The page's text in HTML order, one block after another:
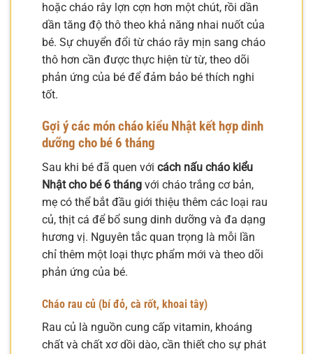
hoặc cháo rây lợn cợn hơn một chút, rồi dần
dần tăng độ thô theo khả năng nhai nuốt của
bé. Sự chuyển đổi từ cháo rây mịn sang cháo
thô hơn cần được thực hiện từ từ, theo dõi
phản ứng của bé để đảm bảo bé thích nghi
tốt.
Gợi ý các món cháo kiểu Nhật kết hợp dinh
dưỡng cho bé 6 tháng
Sau khi bé đã quen với cách nấu cháo kiểu
Nhật cho bé 6 tháng với cháo trắng cơ bản,
mẹ có thể bắt đầu giới thiệu thêm các loại rau
củ, thịt cá để bổ sung dinh dưỡng và đa dạng
hương vị. Nguyên tắc quan trọng là mỗi lần
chỉ thêm một loại thực phẩm mới và theo dõi
phản ứng của bé.
Cháo rau củ (bí đỏ, cà rốt, khoai tây)
Rau củ là nguồn cung cấp vitamin, khoáng
chất và chất xơ dồi dào, cần thiết cho sự phát